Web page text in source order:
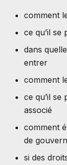
comment
ce qu’il se
dans
entrer
comment
ce qu’il se
associé
comment
de
si des